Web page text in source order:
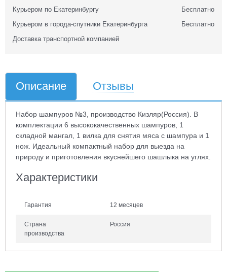
Курьером по Екатеринбургу
Бесплатно
Курьером в города-спутники Екатеринбурга
Бесплатно
Доставка транспортной компанией
Описание Отзывы
Набор шампуров №3, производство Кизляр(Россия). В
комплектации 6 высококачественных шампуров, 1
складной мангал, 1 вилка для снятия мяса с шампура и 1
нож. Идеальный компактный набор для выезда на
природу и приготовления вкуснейшего шашлыка на углях.
Характеристики
Гарантия 12 месяцев
Страна
производства
Россия